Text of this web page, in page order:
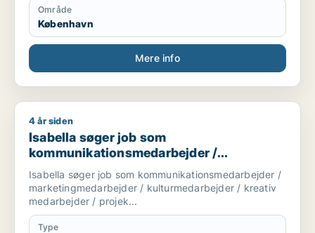
Område
København
Mere info
Isabella søger job som kommunikationsmedarbejder /
4 år siden
Isabella søger job som
kommunikationsmedarbejder /
marketingmedarbejder /
kulturmedarbejder / kreativ medarbejder /
projektleder
Isabella søger job som kommunikationsmedarbejder /
marketingmedarbejder / kulturmedarbejder / kreativ
medarbejder / projek...
Type